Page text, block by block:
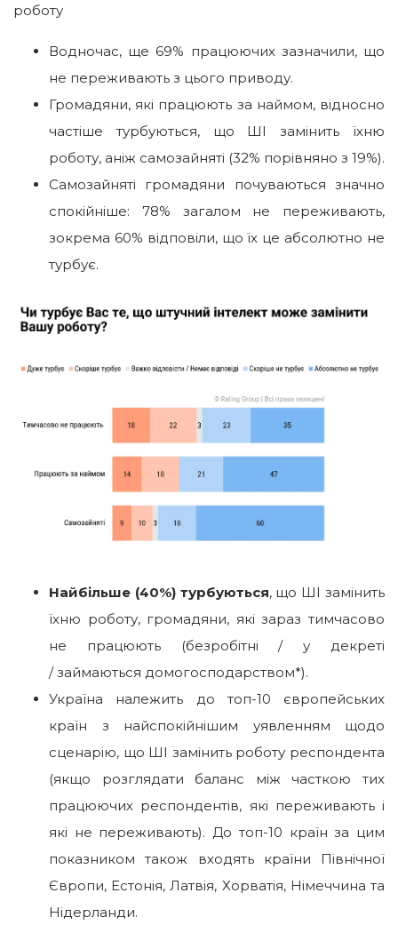
роботу
Водночас, ще 69% працюючих зазначили, що
не переживають з цього приводу.
Громадяни, які працюють за наймом, відносно
частіше турбуються, що ШІ замінить їхню
роботу, аніж самозайняті (32% порівняно з 19%).
Самозайняті громадяни почуваються значно
спокійніше: 78% загалом не переживають,
зокрема 60% відповіли, що їх це абсолютно не
турбує.
Найбільше (40%) турбуються, що ШІ замінить
їхню роботу, громадяни, які зараз тимчасово
не працюють (безробітні / у декреті
/ займаються домогосподарством*).
Україна належить до топ-10 європейських
країн з найспокійнішим уявленням щодо
сценарію, що ШІ замінить роботу респондента
(якщо розглядати баланс між часткою тих
працюючих респондентів, які переживають і
які не переживають). До топ-10 країн за цим
показником також входять країни Північної
Європи, Естонія, Латвія, Хорватія, Німеччина та
Нідерланди.